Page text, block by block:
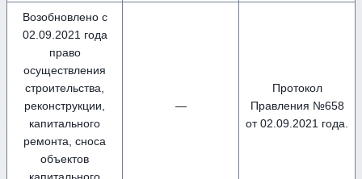
Возобновлено с
02.09.2021 года
право
осуществления
строительства,
реконструкции,
капитального
ремонта, сноса
объектов
—
Протокол
Правления №658
от 02.09.2021 года.